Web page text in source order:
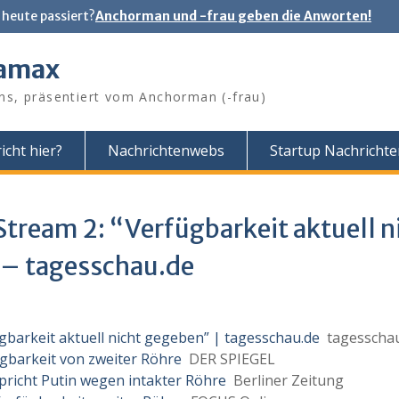
passiert?Anchorman und -frau geben die Anworten!
präsentiert vom Anchorman (-frau)
hier? Nachrichtenwebs Startup
2: “Verfügbarkeit aktuell
tagesschau.de
aktuell nicht gegeben” | tagesschau.de
von zweiter Röhre DER SPIEGEL
Putin wegen intakter Röhre Berliner Zeitung